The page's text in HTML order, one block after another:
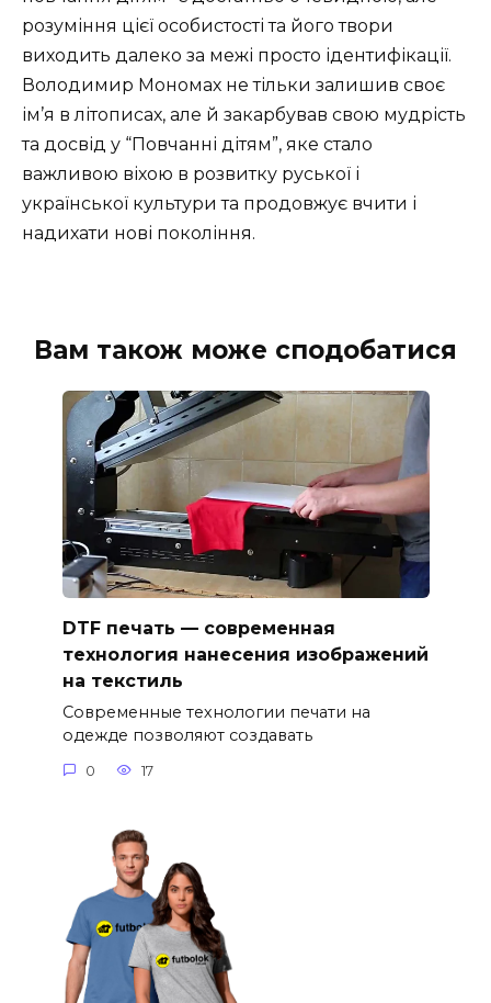
розуміння цієї особистості та його твори
виходить далеко за межі просто ідентифікації.
Володимир Мономах не тільки залишив своє
ім’я в літописах, але й закарбував свою мудрість
та досвід у “Повчанні дітям”, яке стало
важливою віхою в розвитку руської і
української культури та продовжує вчити і
надихати нові покоління.
Вам також може сподобатися
DTF печать — современная
технология нанесения изображений
на текстиль
Современные технологии печати на
одежде позволяют создавать
0 17